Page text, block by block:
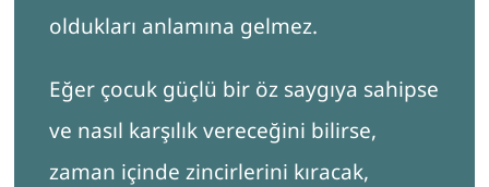
oldukları anlamına gelmez.
Eğer çocuk güçlü bir öz saygıya sahipse
ve nasıl karşılık vereceğini bilirse,
zaman içinde zincirlerini kıracak,